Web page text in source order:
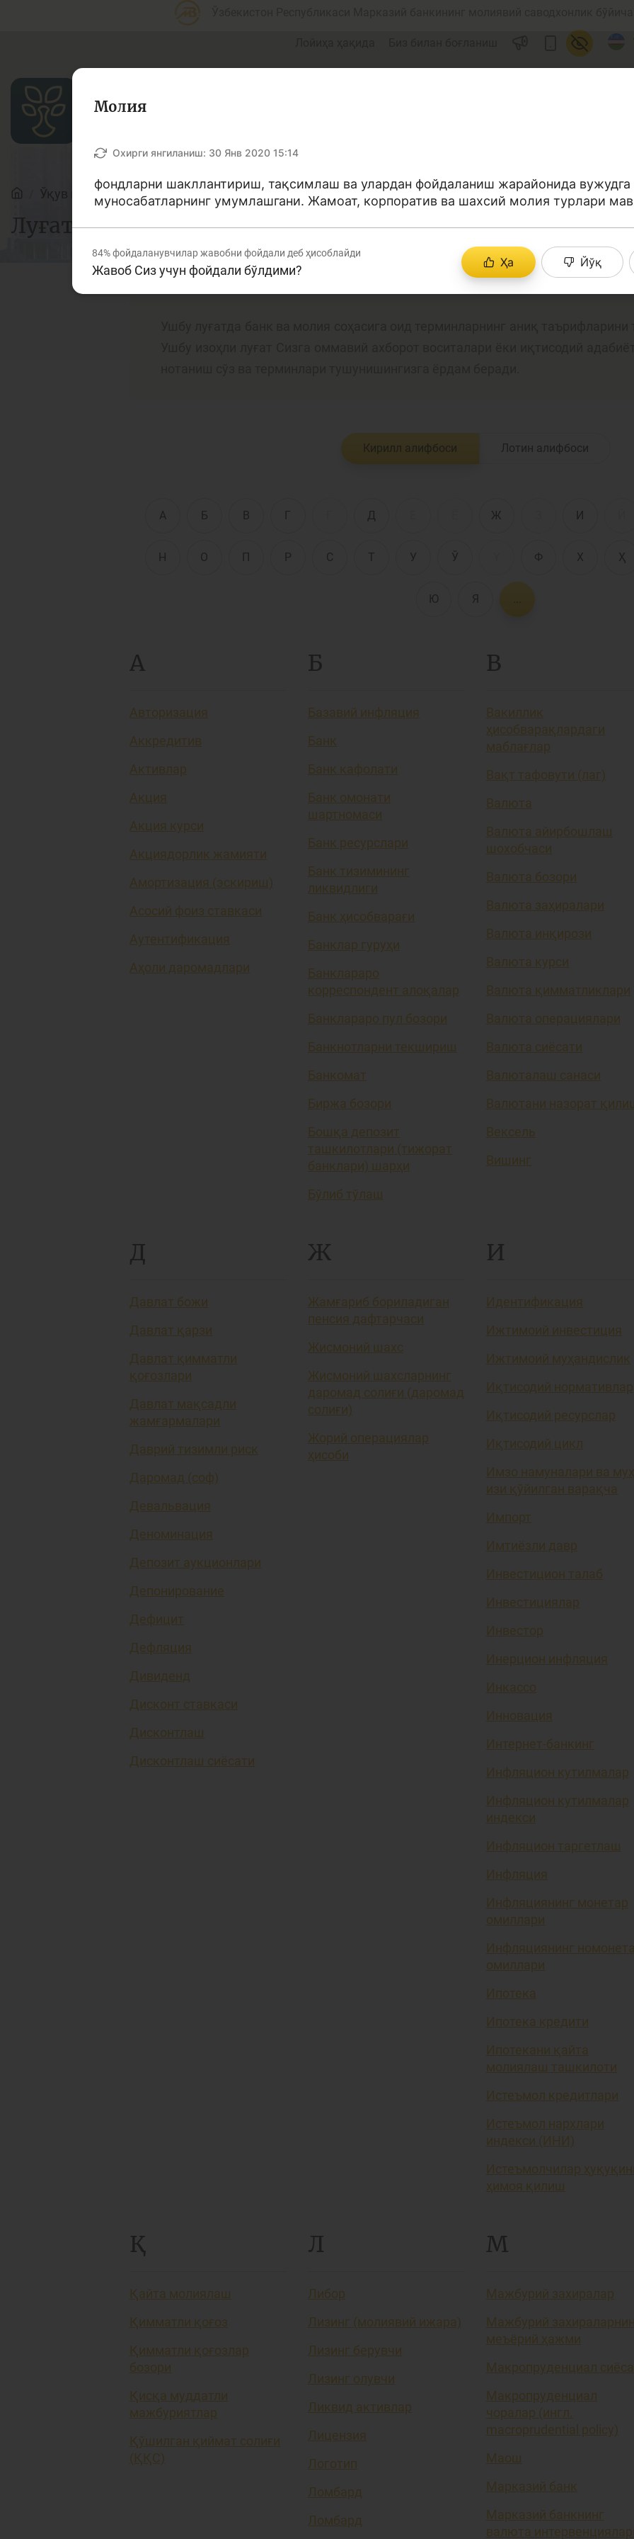
Мақолалар
Банк агентлари учун Пул Ислом молияси
Депозит (омонатлар)
Банк хизматлари
истеъмолчилари
ҳуқуқлари
Тадбиркорлик
Ўқув қўлланмалар Луғат
Луғат
Кирилл алифбоси Лотин алифбоси
А Б В Г Д Ж И
Н О П Р С Т У Ў Ф Х Ҳ
Ю Я
А
Авторизация
Аккредитив
Активлар
Акция
Акция курси
Акциядорлик жамияти
Амортизация (эскириш)
Асосий фоиз ставкаси
Аутентификация
Аҳоли даромадлари
Б
Базавий инфляция
Банк
Банк кафолати
Банк омонати
шартномаси
Банк ресурслари
Банк тизимининг
ликвидлиги
Банк ҳисобварағи
Банклар гуруҳи
Банклараро
корреспондент алоқалар
Банклараро пул бозори
Банкнотларни текшириш
Банкомат
Биржа бозори
Бошқа депозит
ташкилотлари (тижорат
банклари) шарҳи
Бўлиб тўлаш
В
Вакиллик
ҳисобварақлардаги
маблағлар
Вақт тафовути (лаг)
Валюта
Валюта айирбошлаш
шохобчаси
Валюта бозори
Валюта заҳиралари
Валюта инқирози
Валюта курси
Валюта қимматликлари
Валюта операциялари
Валюта сиёсати
Валюталаш санаси
Валютани назорат
Вексель
Вишинг
Д
Давлат божи
Давлат қарзи
Давлат қимматли
қоғозлари
Давлат мақсадли
жамғармалари
Даврий тизимли риск
Даромад (соф)
Девальвация
Деноминация
Депозит аукционлари
Депонирование
Дефицит
Дефляция
Дивиденд
Дисконт ставкаси
Дисконтлаш
Дисконтлаш сиёсати
Ж
Жамғариб бориладиган
пенсия дафтарчаси
Жисмоний шахс
Жисмоний шахсларнинг
даромад солиғи (даромад
солиғи)
Жорий операциялар
ҳисоби
И
Идентификация
Ижтимоий инвестиция
Ижтимоий муҳандислик
Иқтисодий нормативлар
Иқтисодий ресурслар
Иқтисодий цикл
Имзо намуналари ва
изи қўйилган варақча
Импорт
Имтиёзли давр
Инвестицион талаб
Инвестициялар
Инвестор
Инерцион инфляция
Инкассо
Инновация
Интернет-банкинг
Инфляцион кутилмалар
Инфляцион кутилмалар
индекси
Инфляцион таргетлаш
Инфляция
Инфляциянинг монетар
омиллари
Инфляциянинг
омиллари
Ипотека
Ипотека кредити
Ипотекани қайта
молиялаш ташкилоти
Истеъмол кредитлари
Истеъмол нархлари
индекси (ИНИ)
Истеъмолчилар
ҳимоя қилиш
Қ
Қайта молиялаш
Қимматли қоғоз
Қимматли қоғозлар
бозори
Қисқа муддатли
мажбуриятлар
Қўшилган қиймат солиғи
(ҚҚС)
Л
Либор
Лизинг (молиявий ижара)
Лизинг берувчи
Лизинг олувчи
Ликвид активлар
Лицензия
Логотип
Ломбард
Ломбард
М
Мажбурий захиралар
Мажбурий
меъёрий ҳажми
Макропруденциал
Макропруденциал
чоралар (ингл.
macroprudential policy)
Маош
Марказий банк
Марказий банкнинг
валюта
Молия
Охирги янгиланиш: 30 Янв 2020 15:14
фондларни шакллантириш, тақсимлаш ва улардан фойдаланиш жарайонида вужудга
муносабатларнинг умумлашгани. Жамоат, корпоратив ва шахсий молия турлари
84%фойдаланувчилар жавобни фойдали деб ҳисоблайди
Жавоб Сиз учун фойдали бўлдими?
Ҳа Йўқ